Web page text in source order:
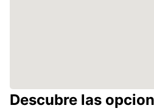
Descubre las